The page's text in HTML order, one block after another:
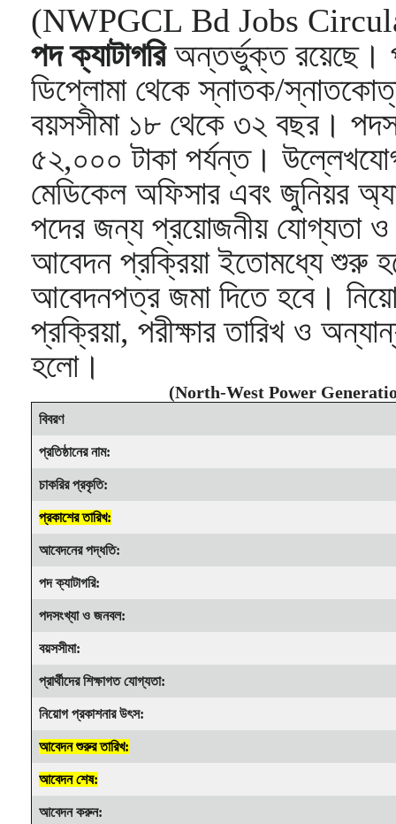
(NWPGCL Bd Jobs
পদ ক্যাটাগরিঅন্তর্ভুক্ত রয়েছে।
ডিপ্লোমা থেকে স্নাতক/
বয়সসীমা ১৮ থেকে ৩২ বছর।
৫২,০০০ টাকা পর্যন্ত।
মেডিকেল অফিসার এবং জুনিয়র
পদের জন্য প্রয়োজনীয় যোগ্যতা ও
আবেদন প্রক্রিয়া ইতোমধ্যে শুরু
আবেদনপত্র জমা দিতে হবে।
প্রক্রিয়া, পরীক্ষার তারিখ ও
হলো।
(North-West Power
বিবরণ
প্রতিষ্ঠানের নাম:
চাকরির প্রকৃতি:
প্রকাশের তারিখ:
আবেদনের পদ্ধতি:
পদ ক্যাটাগরি:
পদসংখ্যা ও জনবল:
বয়সসীমা:
প্রার্থীদের শিক্ষাগত যোগ্যতা:
নিয়োগ প্রকাশনার উৎস:
আবেদন শুরুর তারিখ:
আবেদন শেষ:
আবেদন করুন: